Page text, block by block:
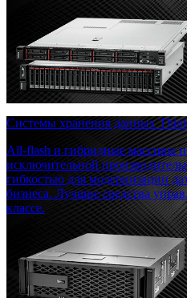
Системы хранения данных
All-flash и гибридные массивы
исключительной
гибкостью для модернизации
бизнеса. Лучшие средства
классе.